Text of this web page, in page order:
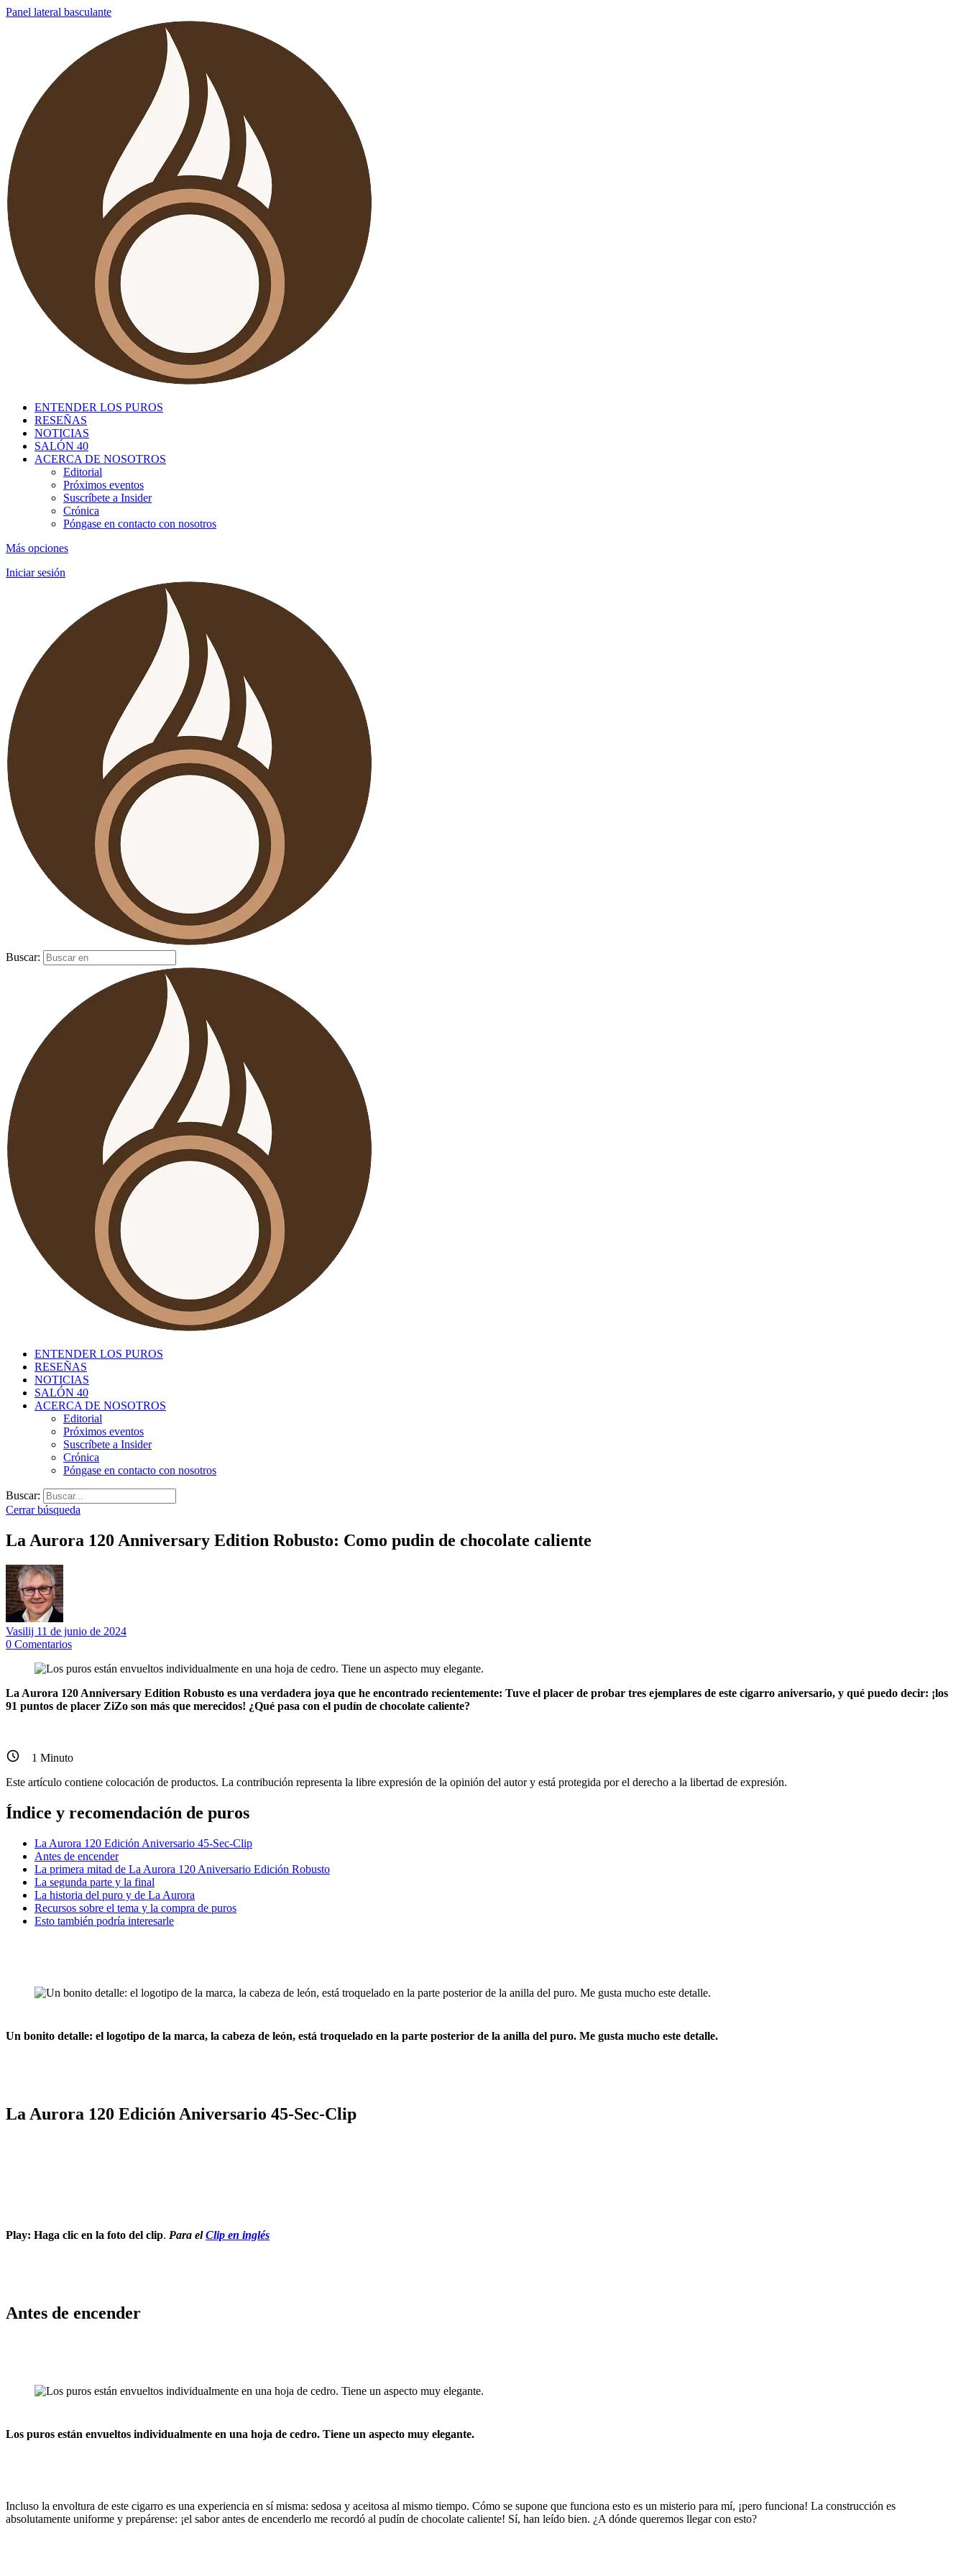
Panel lateral basculante
ENTENDER LOS PUROS
RESEÑAS
NOTICIAS
SALÓN 40
ACERCA DE NOSOTROS
Editorial
Próximos eventos
Suscríbete a Insider
Crónica
Póngase en contacto con nosotros
Más opciones
Iniciar sesión
Buscar:
ENTENDER LOS PUROS
RESEÑAS
NOTICIAS
SALÓN 40
ACERCA DE NOSOTROS
Editorial
Próximos eventos
Suscríbete a Insider
Crónica
Póngase en contacto con nosotros
Buscar:
Cerrar búsqueda
La Aurora 120 Anniversary Edition Robusto: Como pudin de chocolate caliente
Vasilij 11 de junio de 2024
0 Comentarios
La Aurora 120 Anniversary Edition Robusto es una verdadera joya que he encontrado recientemente: Tuve el placer de probar tres ejemplares de este cigarro aniversario, y qué puedo decir: ¡los
91 puntos de placer ZiZo son más que merecidos! ¿Qué pasa con el pudín de chocolate caliente?
1 Minuto
Este artículo contiene colocación de productos. La contribución representa la libre expresión de la opinión del autor y está protegida por el derecho a la libertad de expresión.
Índice y recomendación de puros
La Aurora 120 Edición Aniversario 45-Sec-Clip
Antes de encender
La primera mitad de La Aurora 120 Aniversario Edición Robusto
La segunda parte y la final
La historia del puro y de La Aurora
Recursos sobre el tema y la compra de puros
Esto también podría interesarle
Un bonito detalle: el logotipo de la marca, la cabeza de león, está troquelado en la parte posterior de la anilla del puro. Me gusta mucho este detalle.
La Aurora 120 Edición Aniversario 45-Sec-Clip
Play: Haga clic en la foto del clip. Para elClip en inglés
Antes de encender
Los puros están envueltos individualmente en una hoja de cedro. Tiene un aspecto muy elegante.
Incluso la envoltura de este cigarro es una experiencia en sí misma: sedosa y aceitosa al mismo tiempo. Cómo se supone que funciona esto es un misterio para mí, ¡pero funciona! La construcción es
absolutamente uniforme y prepárense: ¡el sabor antes de encenderlo me recordó al pudín de chocolate caliente! Sí, han leído bien. ¿A dónde queremos llegar con esto?